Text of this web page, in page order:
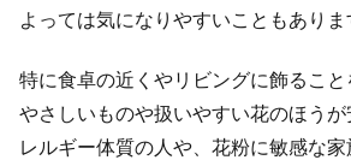
よっては気になりやすいこともありま
特に食卓の近くやリビングに飾るこ
やさしいものや扱いやすい花のほう
レルギー体質の人や、花粉に敏感な